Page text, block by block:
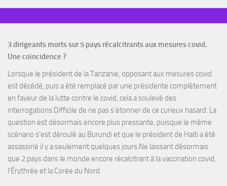
3 dirigeants morts sur 5 pays récalcitrants aux mesures covid.
Une coïncidence ?
Lorsque le président de la Tanzanie, opposant aux mesures covid
est décédé, puis a été remplacé par une présidente complètement
en faveur de la lutte contre le covid, cela a soulevé des
interrogations.Difficile de ne pas s'étonner de ce curieux hasard. La
question est désormais encore plus pressante, puisque le même
scénario s'est déroulé au Burundi et que le président de Haïti a été
assassiné il y a seulement quelques jours.Ne laissant désormais
que 2 pays dans le monde encore récalcitrant à la vaccination covid,
l'Érythrée et la Corée du Nord.